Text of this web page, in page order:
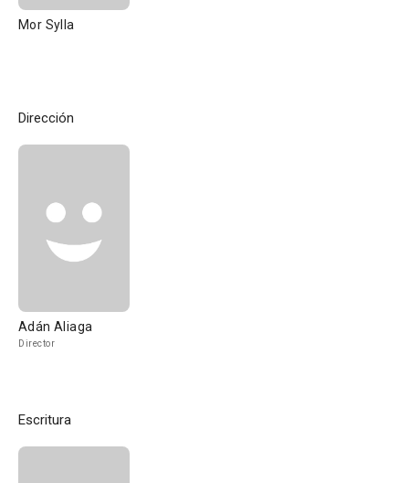
Mor Sylla
Dirección
Adán Aliaga
Director
Escritura